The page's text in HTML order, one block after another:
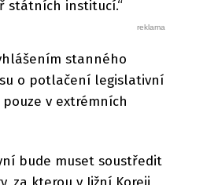
státních institucí.“
stanného
o potlačení legislativní
v extrémních
bude muset soustředit